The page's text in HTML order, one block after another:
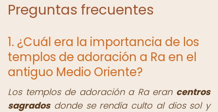
Preguntas frecuentes
1. ¿Cuál era la importancia de los
templos de adoración a Ra en el
antiguo Medio Oriente?
Los templos de adoración a Ra eran centros
sagradosdonde se rendía culto al dios sol y